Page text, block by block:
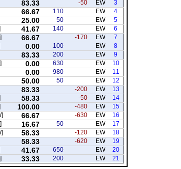
3
EW
-50
83.33
4
EW
110
66.67
5
EW
50
25.00
6
EW
140
41.67
7
EW
-170
66.67
8
EW
100
0.00
9
EW
200
83.33
10
EW
630
0.00
11
EW
980
0.00
12
EW
50
50.00
13
EW
-200
83.33
14
EW
-50
58.33
15
EW
-480
100.00
16
EW
-630
66.67
17
EW
50
16.67
18
EW
-120
58.33
19
EW
-620
58.33
20
EW
650
41.67
21
EW
200
33.33